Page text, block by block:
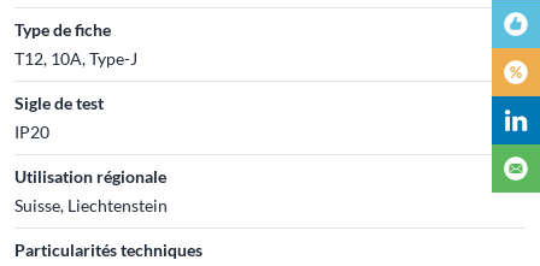
Type de fiche
T12, 10A, Type-J
Sigle de test
IP20
Utilisation régionale
Suisse, Liechtenstein
Particularités techniques